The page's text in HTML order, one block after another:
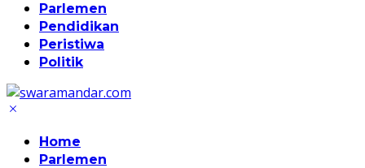
Parlemen
Pendidikan
Peristiwa
Politik
Home
Parlemen